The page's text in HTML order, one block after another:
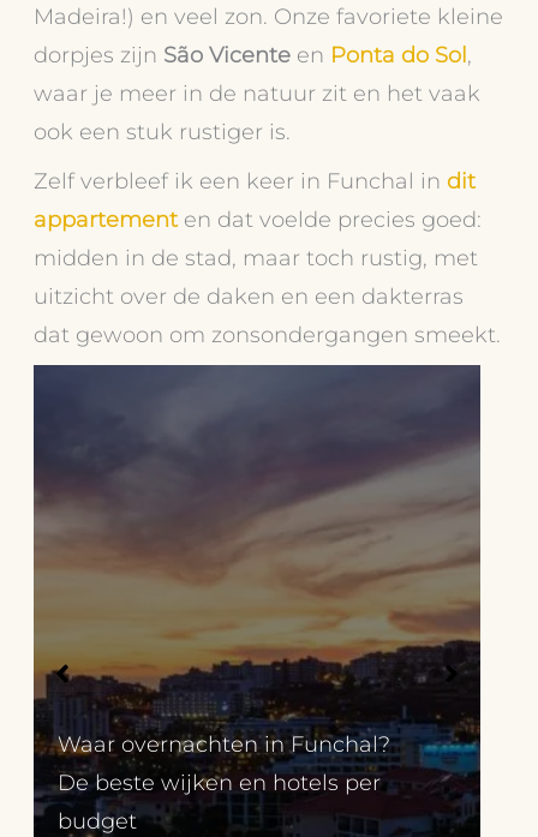
Madeira!) en veel zon. Onze favoriete kleine
dorpjes zijn São Vicente en Ponta do Sol,
waar je meer in de natuur zit en het vaak
ook een stuk rustiger is.
Zelf verbleef ik een keer in Funchal in dit
appartementen dat voelde precies goed:
midden in de stad, maar toch rustig, met
uitzicht over de daken en een dakterras
dat gewoon om zonsondergangen smeekt.
Waar overnachten in Funchal?
De beste wijken en hotels per
budget